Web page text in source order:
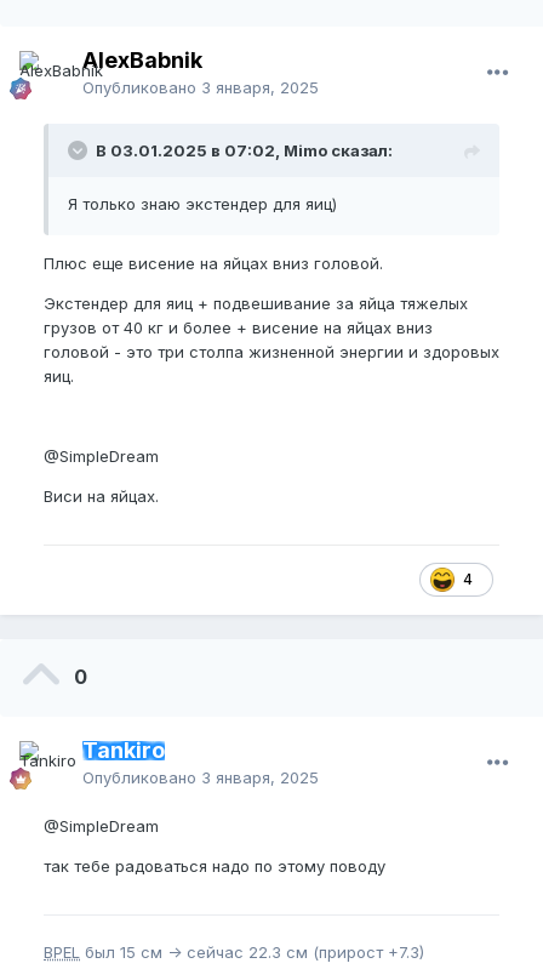
AlexBabnik
Опубликовано 3 января, 2025
В 03.01.2025 в 07:02, Mimo сказал:
Я только знаю экстендер для яиц)
Плюс еще висение на яйцах вниз головой.
Экстендер для яиц + подвешивание за яйца тяжелых
грузов от 40 кг и более + висение на яйцах вниз
головой - это три столпа жизненной энергии и здоровых
яиц.
@SimpleDream
Виси на яйцах.
4
0
Tankiro
Опубликовано 3 января, 2025
@SimpleDream
так тебе радоваться надо по этому поводу
BPEL был 15 см -> сейчас 22.3 см (прирост +7.3)